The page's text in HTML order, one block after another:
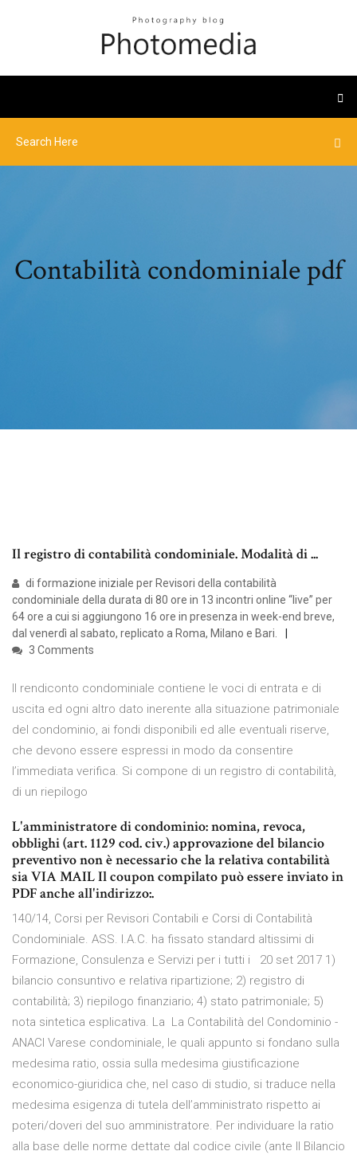
Contabilità condominiale pdf
Il registro di contabilità condominiale. Modalità di ...
di formazione iniziale per Revisori della contabilità
condominiale della durata di 80 ore in 13 incontri online “live” per
64 ore a cui si aggiungono 16 ore in presenza in week-end breve,
dal venerdì al sabato, replicato a Roma, Milano e Bari.
3 Comments
Il rendiconto condominiale contiene le voci di entrata e di
uscita ed ogni altro dato inerente alla situazione patrimoniale
del condominio, ai fondi disponibili ed alle eventuali riserve,
che devono essere espressi in modo da consentire
l’immediata verifica. Si compone di un registro di contabilità,
di un riepilogo
L'amministratore di condominio: nomina, revoca,
obblighi (art. 1129 cod. civ.) approvazione del bilancio
preventivo non è necessario che la relativa contabilità
sia VIA MAIL Il coupon compilato può essere inviato in
PDF anche all'indirizzo:.
140/14, Corsi per Revisori Contabili e Corsi di Contabilità
Condominiale. ASS. I.A.C. ha fissato standard altissimi di
Formazione, Consulenza e Servizi per i tutti i 20 set 2017 1)
bilancio consuntivo e relativa ripartizione; 2) registro di
contabilità; 3) riepilogo finanziario; 4) stato patrimoniale; 5)
nota sintetica esplicativa. La La Contabilità del Condominio -
ANACI Varese condominiale, le quali appunto si fondano sulla
medesima ratio, ossia sulla medesima giustificazione
economico-giuridica che, nel caso di studio, si traduce nella
medesima esigenza di tutela dell’amministrato rispetto ai
poteri/doveri del suo amministratore. Per individuare la ratio
alla base delle norme dettate dal codice civile (ante Il Bilancio